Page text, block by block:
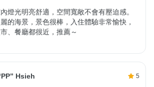
燈光明亮舒適，空間寬敞不會有壓迫感。
的海景，景色很棒，入住體驗非常愉快，
、餐廳都很近，推薦～
Hsieh 5